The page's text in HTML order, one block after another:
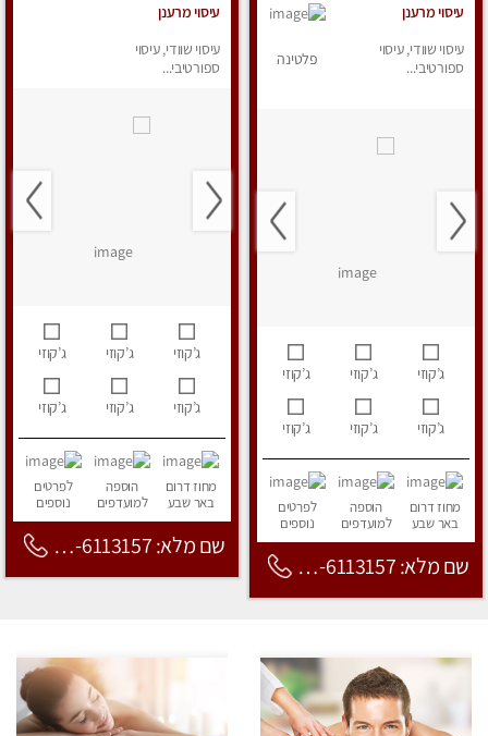
עיסוי מרענן
עיסוי שוודי, עיסוי
ספורטיבי...
פלטינה
ג’קוזי ג’קוזי ג’קוזי
ג’קוזי ג’קוזי ג’קוזי
מחוז דרום
באר שבע
הוספה
למועדפים
לפרטים
נוספים
שם מלא: 053-6113157
עיסוי מרענן
עיסוי שוודי, עיסוי
ספורטיבי...
ג’קוזי ג’קוזי ג’קוזי
ג’קוזי ג’קוזי ג’קוזי
מחוז דרום
באר שבע
הוספה
למועדפים
לפרטים
נוספים
שם מלא: 053-6113157